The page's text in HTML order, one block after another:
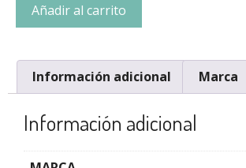
Añadir al carrito
Información adicional Marca
Información adicional